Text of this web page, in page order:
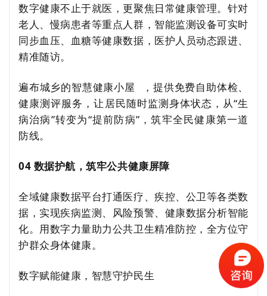
数字健康不止于就医，更聚焦日常健康管理。针对
老人、慢病患者等重点人群，智能监测设备可实时
同步血压、血糖等健康数据，医护人员动态跟进、
精准随访。
遍布城乡的智慧健康小屋
，提供免费自助体检、
健康测评服务，让居民随时监测身体状态，从“生
病治病”转变为“提前防病”，筑牢全民健康第一道
防线。
04 数据护航，筑牢公共健康屏障
全域健康数据平台打通医疗、疾控、公卫等各类数
据，实现疾病监测、风险预警、健康数据分析智能
化。用数字力量助力公共卫生精准防控，全方位守
护群众身体健康。
数字赋能健康，智慧守护民生